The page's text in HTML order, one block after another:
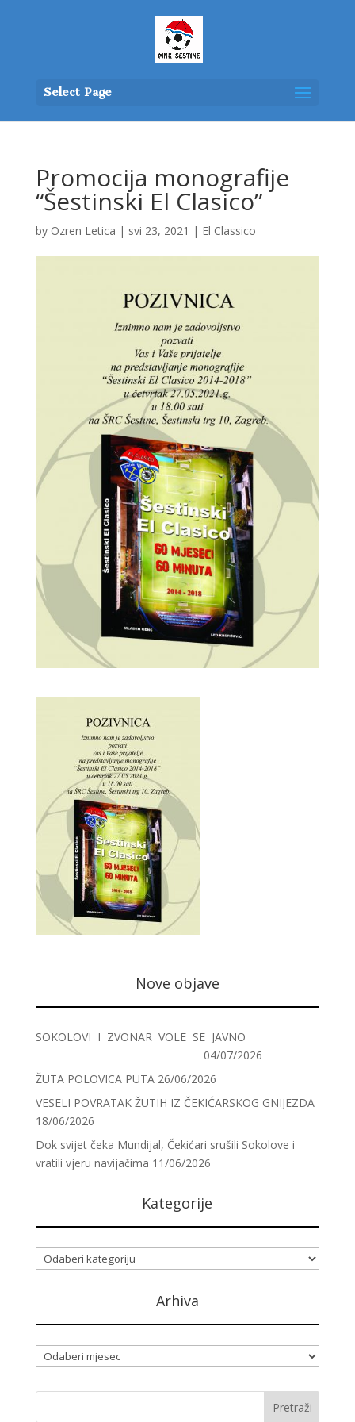
Select Page
Promocija monografije
“Šestinski El Clasico”
by Ozren Letica | svi 23, 2021 | El Classico
Nove objave
SOKOLOVI I ZVONAR VOLE SE JAVNO
04/07/2026
ŽUTA POLOVICA PUTA 26/06/2026
VESELI POVRATAK ŽUTIH IZ ČEKIĆARSKOG GNIJEZDA
18/06/2026
Dok svijet čeka Mundijal, Čekićari srušili Sokolove i
vratili vjeru navijačima 11/06/2026
Kategorije
Kategorije
Arhiva
Arhiva